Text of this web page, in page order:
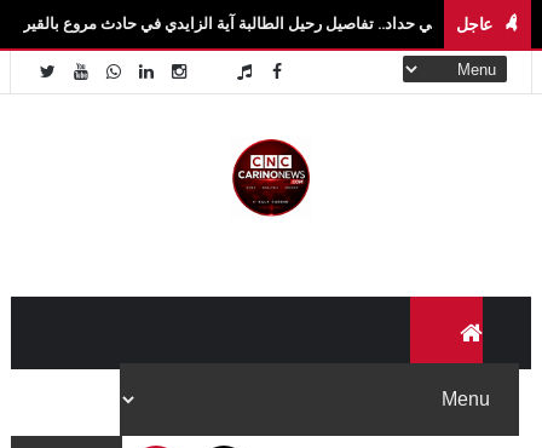
عاجل
حداد.. تفاصيل رحيل الطالبة آية الزايدي في حادث مروع بالقيروان فاجعة تهزّ سيدي